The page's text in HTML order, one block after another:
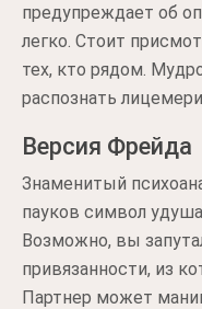
предупреждает об
легко. Стоит
тех, кто рядом.
распознать
Версия Фрейда
Знаменитый
пауков символ
Возможно, вы
привязанности, из
Партнер может